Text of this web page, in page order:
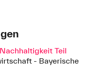
Teil
- Bayerische